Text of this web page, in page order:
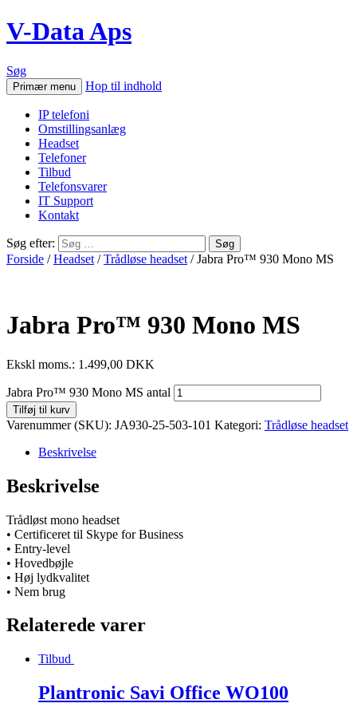
V-Data Aps
Søg
Primær menu Hop til indhold
IP telefoni
Omstillingsanlæg
Headset
Telefoner
Tilbud
Telefonsvarer
IT Support
Kontakt
Søg efter:
Forside /Headset /Trådløse headset / Jabra Pro™ 930 Mono MS
Jabra Pro™ 930 Mono MS
Ekskl moms.: 1.499,00 DKK
Jabra Pro™ 930 Mono MS antal
Tilføj til kurv
Varenummer (SKU): JA930-25-503-101 Kategori: Trådløse headset
Beskrivelse
Beskrivelse
Trådløst mono headset
• Certificeret til Skype for Business
• Entry-level
• Hovedbøjle
• Høj lydkvalitet
• Nem brug
Relaterede varer
Tilbud
Plantronic Savi Office WO100